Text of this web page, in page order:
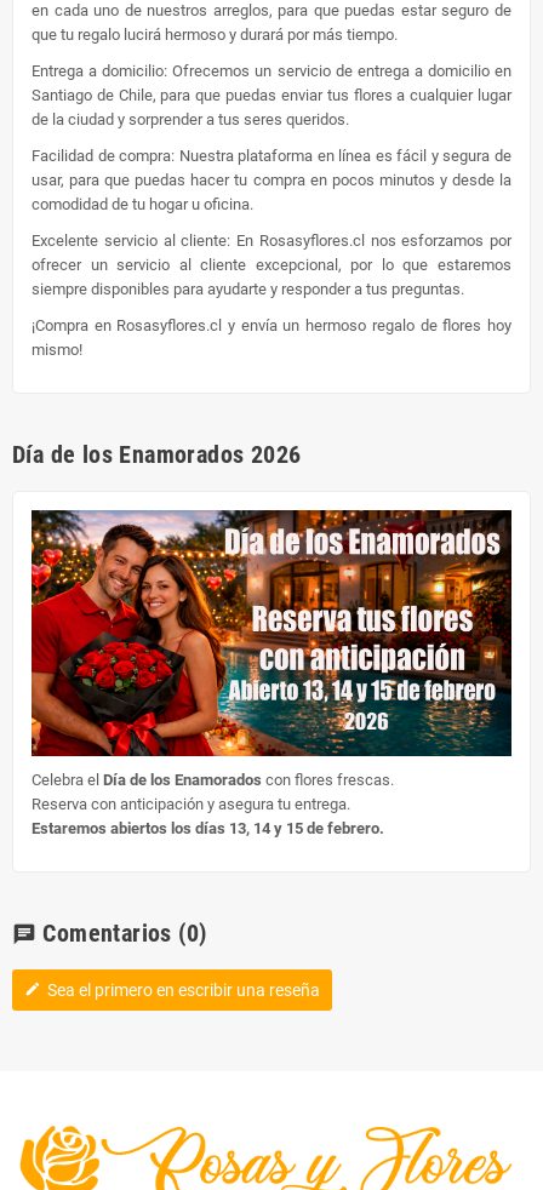
en cada uno de nuestros arreglos, para que puedas estar seguro de
que tu regalo lucirá hermoso y durará por más tiempo.
Entrega a domicilio: Ofrecemos un servicio de entrega a domicilio en
Santiago de Chile, para que puedas enviar tus flores a cualquier lugar
de la ciudad y sorprender a tus seres queridos.
Facilidad de compra: Nuestra plataforma en línea es fácil y segura de
usar, para que puedas hacer tu compra en pocos minutos y desde la
comodidad de tu hogar u oficina.
Excelente servicio al cliente: En Rosasyflores.cl nos esforzamos por
ofrecer un servicio al cliente excepcional, por lo que estaremos
siempre disponibles para ayudarte y responder a tus preguntas.
¡Compra en Rosasyflores.cl y envía un hermoso regalo de flores hoy
mismo!
Día de los Enamorados 2026
Celebra el Día de los Enamorados con flores frescas.
Reserva con anticipación y asegura tu entrega.
Estaremos abiertos los días 13, 14 y 15 de febrero.
chat Comentarios (0)
edit Sea el primero en escribir una reseña